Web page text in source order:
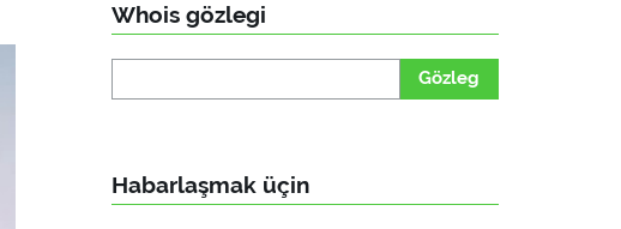
Whois gözlegi
Gözleg
Habarlaşmak üçin